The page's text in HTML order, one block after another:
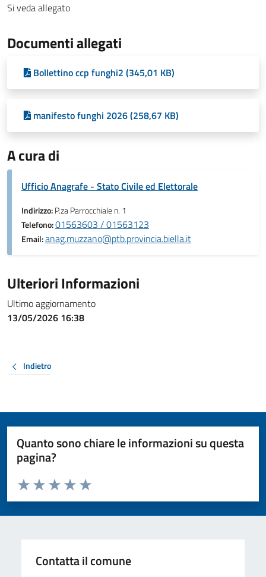
Si veda allegato
Documenti allegati
Bollettino ccp funghi2 (345,01 KB)
manifesto funghi 2026 (258,67 KB)
A cura di
Ufficio Anagrafe - Stato Civile ed Elettorale
Indirizzo:P.za Parrocchiale n. 1
Telefono:01563603 / 01563123
Email:anag.muzzano@ptb.provincia.biella.it
Ulteriori Informazioni
Ultimo aggiornamento
13/05/2026 16:38
Indietro
Quanto sono chiare le informazioni su questa
pagina?
Valuta da 1 a 5 stelle la pagina
Valuta 5 stelle su 5
Valuta 4 stelle su 5
Valuta 3 stelle su 5
Valuta 2 stelle su 5
Valuta 1 stelle su 5
Contatta il comune